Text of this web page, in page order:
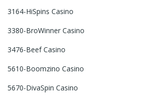
3164-HiSpins Casino
3380-BroWinner Casino
3476-Beef Casino
5610-Boomzino Casino
5670-DivaSpin Casino